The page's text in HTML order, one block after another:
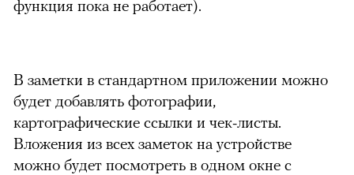
функция пока не работает).
В заметки в стандартном приложении можно
будет добавлять фотографии,
картографические ссылки и чек-листы.
Вложения из всех заметок на устройстве
можно будет посмотреть в одном окне с